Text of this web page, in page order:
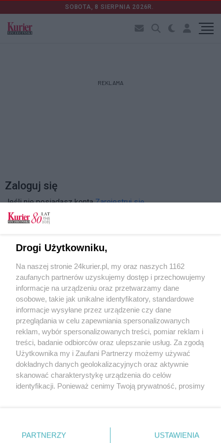
SOBOTA, 8 SIERPNIA 2026R.
REKLAMA
Zaloguj się
Jeśli nie posiadasz kontaZarejestruj się
Zapamiętać?
Zaloguj
Zapomniałem hasła
Copyright © 2022 Kurier Szczeciński sp. z o.o.
Drogi Użytkowniku,
Na naszej stronie 24kurier.pl, my oraz naszych 1162
zaufanych partnerów uzyskujemy dostęp i przechowujemy
informacje na urządzeniu oraz przetwarzamy dane
osobowe, takie jak unikalne identyfikatory, standardowe
informacje wysyłane przez urządzenie czy dane
przeglądania w celu zapewniania spersonalizowanych
reklam, wybór spersonalizowanych treści, pomiar reklam i
treści, badanie odbiorców oraz ulepszanie usług. Za zgodą
Użytkownika my i Zaufani Partnerzy możemy używać
dokładnych danych geolokalizacyjnych oraz aktywnie
skanować charakterystykę urządzenia do celów
identyfikacji. Ponieważ cenimy Twoją prywatność, prosimy
prywatności znajdujący się w lewym dolnym rogu strony
. Niektóre rodzaje przetwarzania danych nie wymagają
PARTNERZY USTAWIENIA